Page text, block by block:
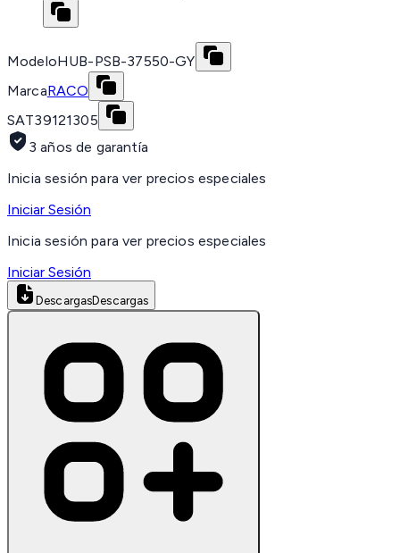
ModeloHUB-PSB-37550-GY
MarcaRACO
SAT39121305
3 años de garantía
Inicia sesión para ver precios especiales
Iniciar Sesión
Inicia sesión para ver precios especiales
Iniciar Sesión
DescargasDescargas